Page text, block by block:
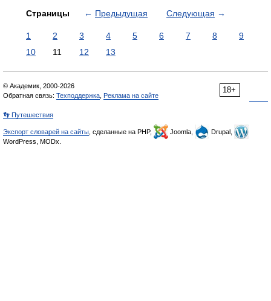
Страницы ← Предыдущая Следующая →
1 2 3 4 5 6 7 8
9
10
11 12 13
18+
© Академик, 2000-2026
Обратная связь: Техподдержка Реклама на сайте
👣 Путешествия
Экспорт словарей на сайты , сделанные на PHP, Joomla,
Drupal,
WordPress, MODx.